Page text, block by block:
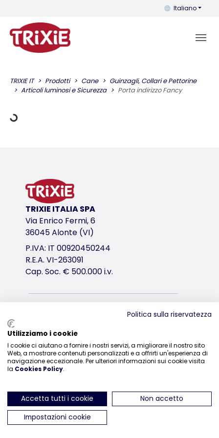
Puoi cambiare
Italiano
TRIXIE IT Prodotti Cane
Guinzagli, Collari e Pettorine
Articoli luminosi e Sicurezza
Porta indirizzo Fancy
TRIXIE ITALIA SPA
Via Enrico Fermi, 6
36045 Alonte (VI)
P.IVA: IT 00920450244
R.E.A. VI-263091
Cap. Soc. € 500.000 i.v.
0444-835329
ci trovi su Instagram
ci trovi su Facebook
ci trovi su YouTube
ci trovi suci trovi su
Politica sulla riservatezza
Utilizziamo i cookie
I cookie ci aiutano a fornire i nostri servizi, a migliorare il nostro sito
Web, a mostrare contenuti personalizzati e a offrirti un'esperienza di
navigazione eccezionale. Per ulteriori informazioni sui cookie visita
la Cookies Policy.
Accetta tutti i cookie
Non accetto
Impostazioni cookie